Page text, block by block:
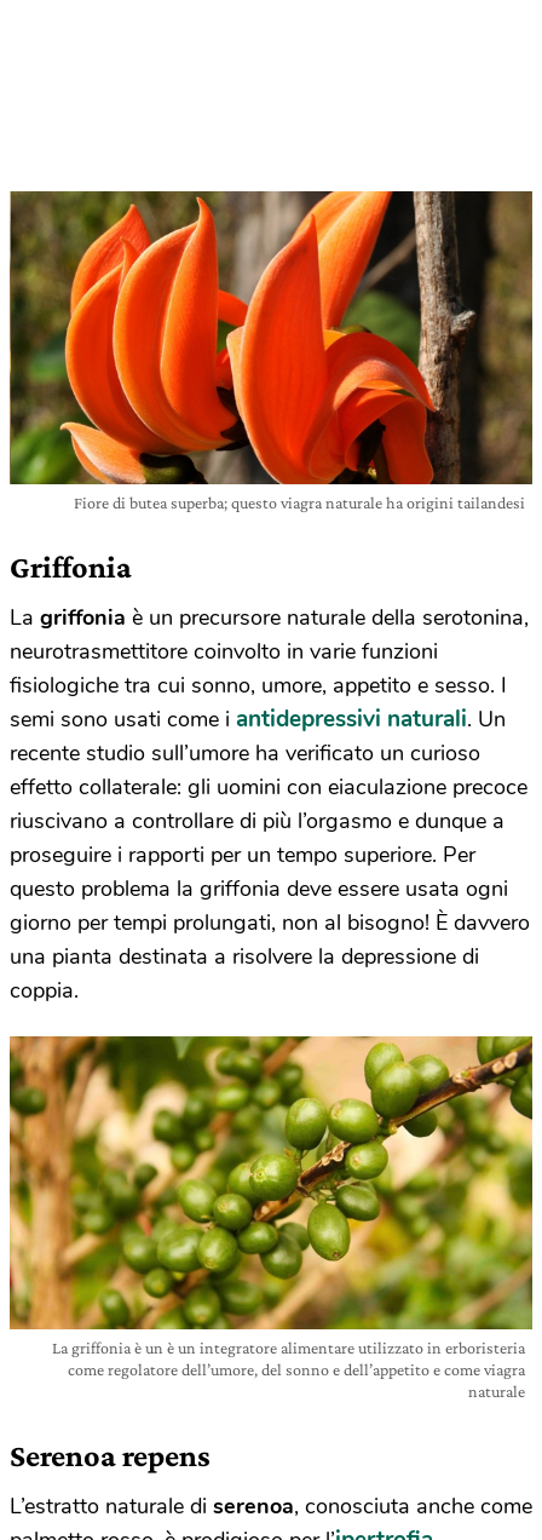
Fiore di butea superba; questo viagra naturale ha origini tailandesi
Griffonia
La griffonia è un precursore naturale della serotonina,
neurotrasmettitore coinvolto in varie funzioni
fisiologiche tra cui sonno, umore, appetito e sesso. I
semi sono usati come i antidepressivi naturali. Un
recente studio sull’umore ha verificato un curioso
effetto collaterale: gli uomini con eiaculazione precoce
riuscivano a controllare di più l’orgasmo e dunque a
proseguire i rapporti per un tempo superiore. Per
questo problema la griffonia deve essere usata ogni
giorno per tempi prolungati, non al bisogno! È davvero
una pianta destinata a risolvere la depressione di
coppia.
La griffonia è un è un integratore alimentare utilizzato in erboristeria
come regolatore dell’umore, del sonno e dell’appetito e come viagra
naturale
Serenoa repens
L’estratto naturale di serenoa, conosciuta anche come